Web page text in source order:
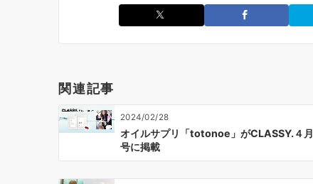
関連記事
2024/02/28
オイルサプリ「totonoe」がCLASSY.４月
号に掲載